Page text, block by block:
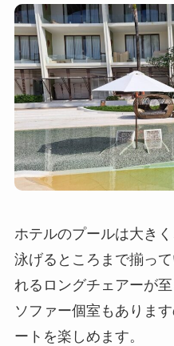
ホテルのプールは大き
泳げるところまで揃っ
れるロングチェアーが
ソファー個室もありま
ートを楽しめます。